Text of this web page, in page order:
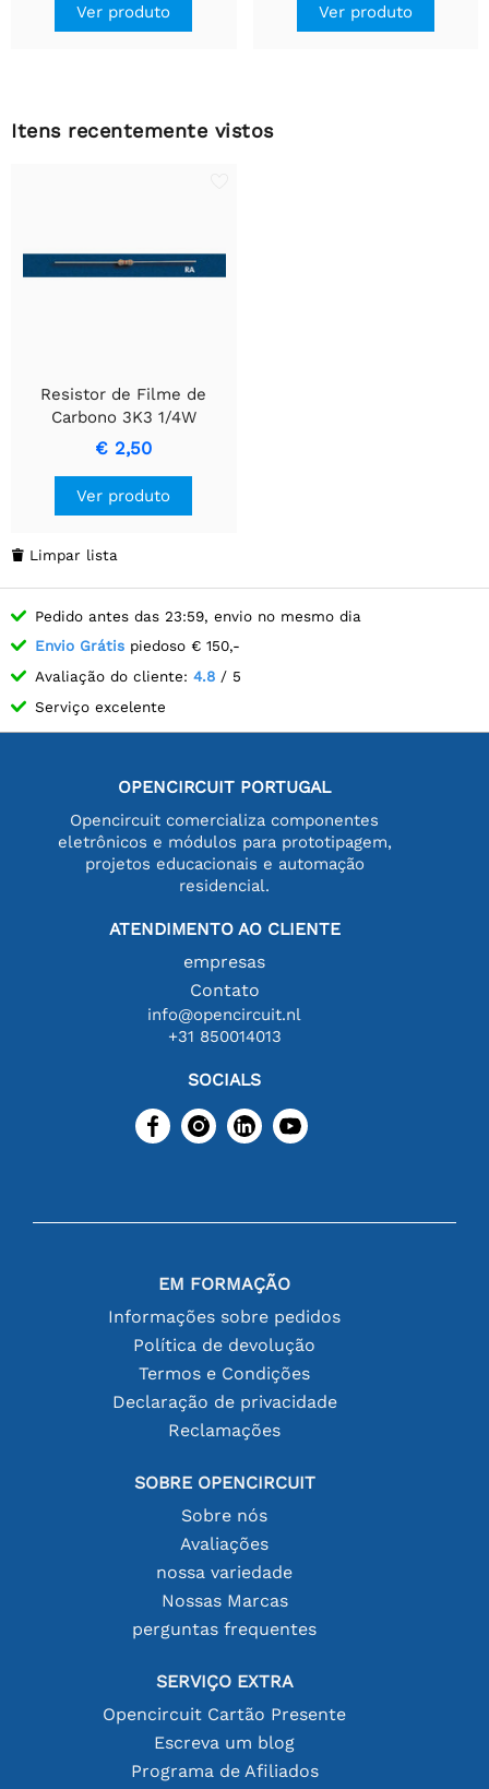
Ver produto Ver produto
Itens recentemente vistos
Resistor de Filme de
Carbono 3K3 1/4W
€ 2,50
Ver produto
 Limpar lista
Pedido antes das 23:59, envio no mesmo dia
Envio Grátis piedoso € 150,-
Avaliação do cliente: 4.8 / 5
Serviço excelente
OPENCIRCUIT PORTUGAL
Opencircuit comercializa componentes
eletrônicos e módulos para prototipagem,
projetos educacionais e automação
residencial.
ATENDIMENTO AO CLIENTE
empresas
Contato
info@opencircuit.nl
+31 850014013
SOCIALS
EM FORMAÇÃO
Informações sobre pedidos
Política de devolução
Termos e Condições
Declaração de privacidade
Reclamações
SOBRE OPENCIRCUIT
Sobre nós
Avaliações
nossa variedade
Nossas Marcas
perguntas frequentes
SERVIÇO EXTRA
Opencircuit Cartão Presente
Escreva um blog
Programa de Afiliados